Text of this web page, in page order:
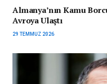
Almanya’nın Kamu
Avroya Ulaştı
29 TEMMUZ 2026